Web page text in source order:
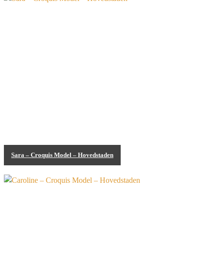
Croquis Model
Sara – Croquis Model – Hovedstaden